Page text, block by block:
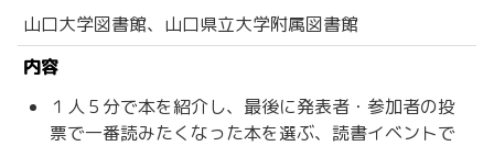
山口大学図書館、山口県立大学附属図書館
内容
１人５分で本を紹介し、最後に発表者・参加者の投
票で一番読みたくなった本を選ぶ、読書イベントで